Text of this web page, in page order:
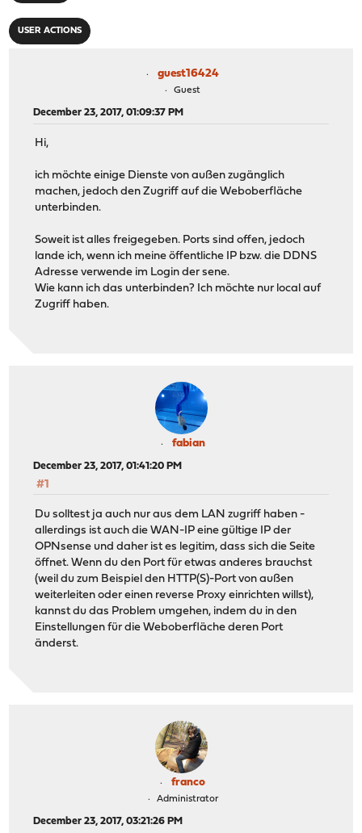
USER ACTIONS
guest16424
Guest
December 23, 2017, 01:09:37 PM
Hi,
ich möchte einige Dienste von außen zugänglich
machen, jedoch den Zugriff auf die Weboberfläche
unterbinden.
Soweit ist alles freigegeben. Ports sind offen, jedoch
lande ich, wenn ich meine öffentliche IP bzw. die DDNS
Adresse verwende im Login der sene.
Wie kann ich das unterbinden? Ich möchte nur local auf
Zugriff haben.
fabian
December 23, 2017, 01:41:20 PM
#1
Du solltest ja auch nur aus dem LAN zugriff haben -
allerdings ist auch die WAN-IP eine gültige IP der
OPNsense und daher ist es legitim, dass sich die Seite
öffnet. Wenn du den Port für etwas anderes brauchst
(weil du zum Beispiel den HTTP(S)-Port von außen
weiterleiten oder einen reverse Proxy einrichten willst),
kannst du das Problem umgehen, indem du in den
Einstellungen für die Weboberfläche deren Port
änderst.
franco
Administrator
December 23, 2017, 03:21:26 PM